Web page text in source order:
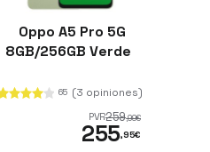
Oppo A5 Pro 5G
8GB/256GB Verde
65 (3 opiniones)
PVR259,99€
255,95€